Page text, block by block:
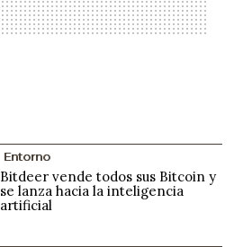
Entorno
Bitdeer vende todos sus Bitcoin y
se lanza hacia la inteligencia
artificial